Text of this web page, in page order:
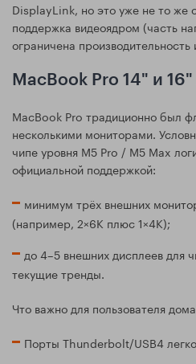
DisplayLink, но это уже не то же
поддержка видеоядром (часть
ограничена
MacBook Pro 14" и
MacBook Pro традиционно был
несколькими мониторами.
чипе уровня M5 Pro / M5 Max
официальной поддержкой:
минимум трёх внешних
(например, 2×6K плюс 1×4K);
до 4–5 внешних дисплеев для
текущие тренды.
Что важно для пользователя
Порты Thunderbolt/USB4